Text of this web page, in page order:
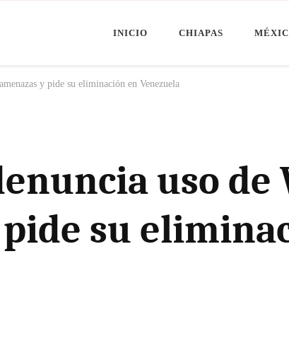
INICIO CHIAPAS
y pide su eliminación en Venezuela
uso de
su